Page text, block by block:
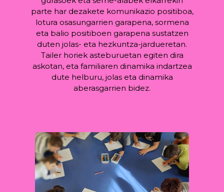
parte har dezakete komunikazio positiboa,
lotura osasungarrien garapena, sormena
eta balio positiboen garapena sustatzen
duten jolas- eta hezkuntza-jardueretan.
Tailer horiek asteburuetan egiten dira
askotan, eta familiaren dinamika indartzea
dute helburu, jolas eta dinamika
aberasgarrien bidez.